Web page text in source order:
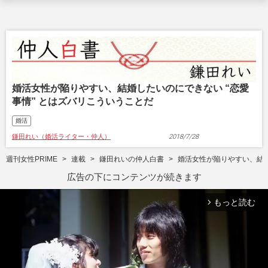
婚活女性が陥りやすい、結婚したいのにできない “恋愛
事情” とはズバリこういうことだ
婚活
鎌田れい（婚活ライター・仲人） 2018/7/28
週刊女性PRIME 連載 鎌田れいの仲人白書 婚活女性が陥りやすい、結
広告の下にコンテンツが続きます
arrow_forward_ios もっと読む